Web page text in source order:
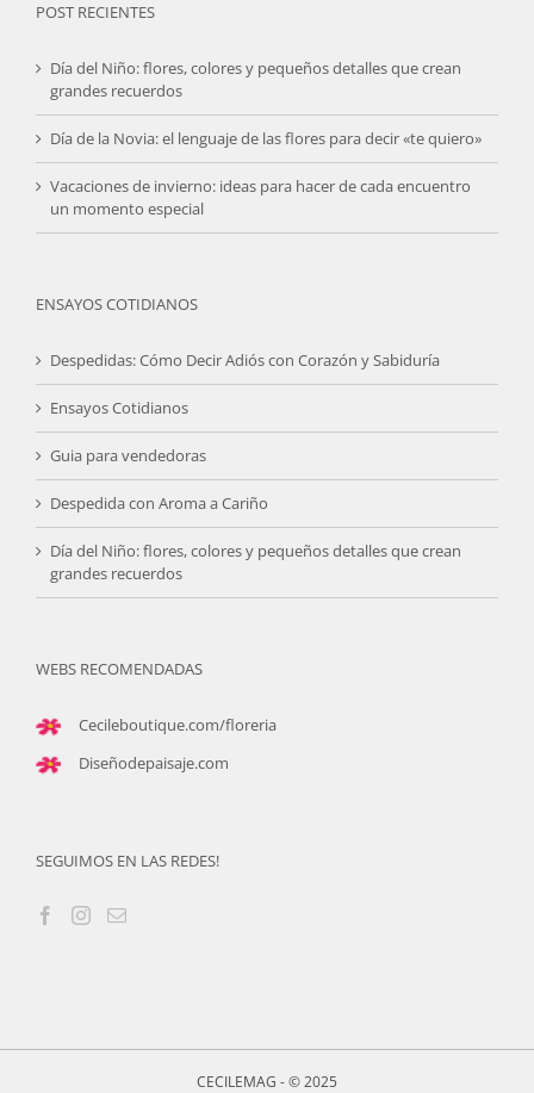
POST RECIENTES
Día del Niño: flores, colores y pequeños detalles que crean
grandes recuerdos
Día de la Novia: el lenguaje de las flores para decir «te quiero»
Vacaciones de invierno: ideas para hacer de cada encuentro
un momento especial
ENSAYOS COTIDIANOS
Despedidas: Cómo Decir Adiós con Corazón y Sabiduría
Ensayos Cotidianos
Guia para vendedoras
Despedida con Aroma a Cariño
Día del Niño: flores, colores y pequeños detalles que crean
grandes recuerdos
WEBS RECOMENDADAS
Cecileboutique.com/floreria
Diseñodepaisaje.com
SEGUIMOS EN LAS REDES!
CECILEMAG - © 2025